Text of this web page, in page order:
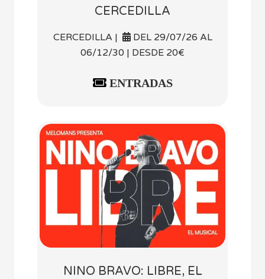
CERCEDILLA
CERCEDILLA |
DEL 29/07/26 AL
06/12/30 | DESDE 20€
ENTRADAS
NINO BRAVO: LIBRE, EL